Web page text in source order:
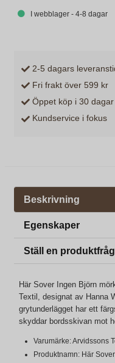
I webblager - 4-8 dagar
2-5 dagars
Fri frakt över 599 kr
Öppet köp i 30 dagar
Kundservice i fokus
Beskrivning
Egenskaper
Ställ en
Här Sover Ingen Björn
Textil, designat av Hanna
grytunderlägget har ett
skyddar bordsskivan mot
Varumärke: Arvidssons
Produktnamn: Här